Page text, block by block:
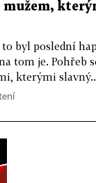
mužem,
byl poslední
tom je. Pohřeb
kterými